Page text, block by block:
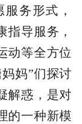
务形式，
指导服务，
动等全方位
妈”们探讨
解惑，是对
的一种新模